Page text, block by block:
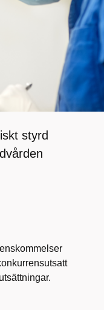
styrd